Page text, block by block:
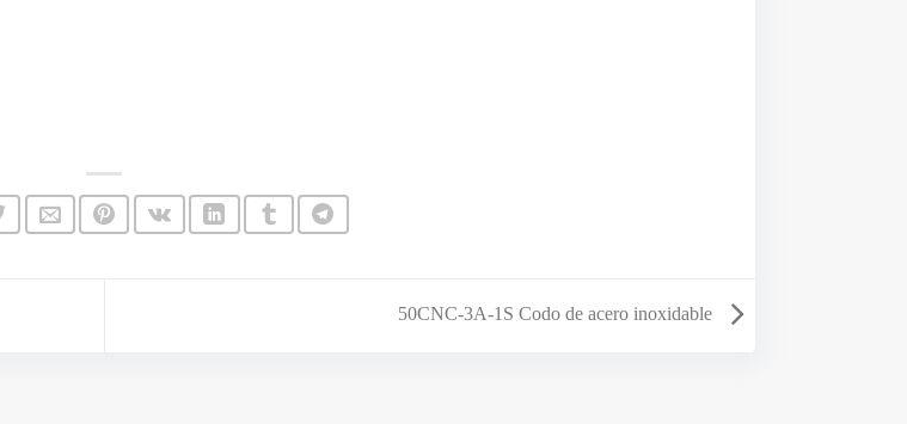
50CNC-3A-1S Codo de acero inoxidable